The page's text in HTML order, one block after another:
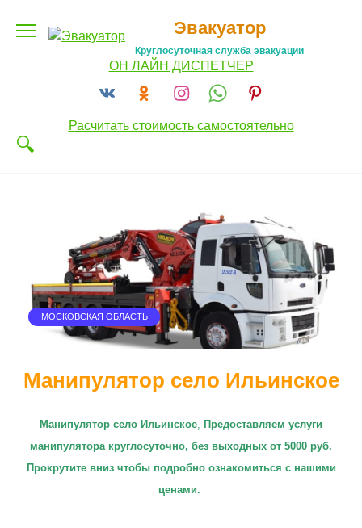
Эвакуатор
Круглосуточная служба эвакуации
ОН ЛАЙН ДИСПЕТЧЕР
Расчитать стоимость самостоятельно
МОСКОВСКАЯ ОБЛАСТЬ
Манипулятор село Ильинское
Манипулятор село Ильинское, Предоставляем услуги
манипулятора круглосуточно, без выходных от 5000 руб.
Прокрутите вниз чтобы подробно ознакомиться с нашими
ценами.